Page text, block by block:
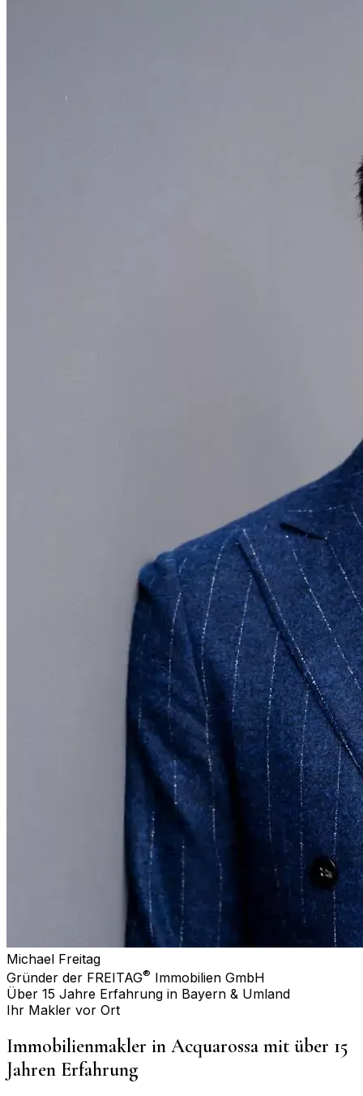
Michael Freitag
Gründer der FREITAG® Immobilien GmbH
Über 15 Jahre Erfahrung in Bayern & Umland
Ihr Makler vor Ort
Immobilienmakler in Acquarossa mit über 15
Jahren Erfahrung